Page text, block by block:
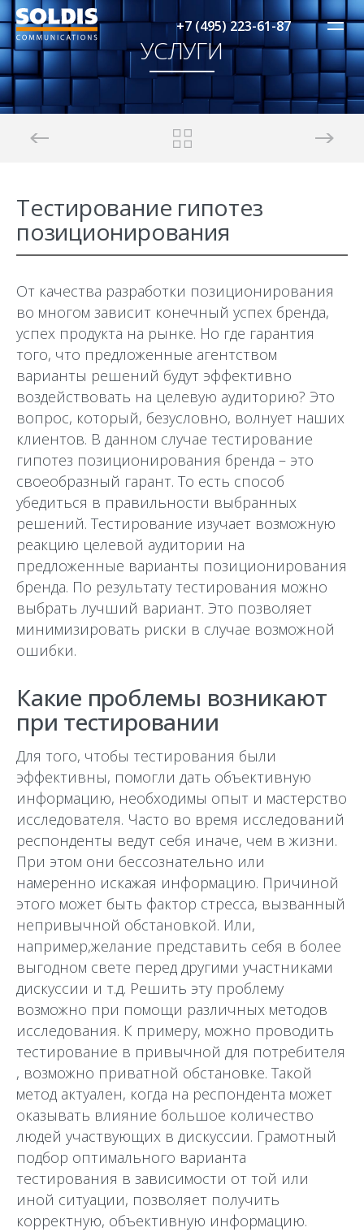
+7 (495) 223-61-87
УСЛУГИ
Тестирование гипотез
позиционирования
От качества разработки позиционирования
во многом зависит конечный успех бренда,
успех продукта на рынке. Но где гарантия
того, что предложенные агентством
варианты решений будут эффективно
воздействовать на целевую аудиторию? Это
вопрос, который, безусловно, волнует наших
клиентов. В данном случае тестирование
гипотез позиционирования бренда – это
своеобразный гарант. То есть способ
убедиться в правильности выбранных
решений. Тестирование изучает возможную
реакцию целевой аудитории на
предложенные варианты позиционирования
бренда. По результату тестирования можно
выбрать лучший вариант. Это позволяет
минимизировать риски в случае возможной
ошибки.
Какие проблемы возникают
при тестировании
Для того, чтобы тестирования были
эффективны, помогли дать объективную
информацию, необходимы опыт и мастерство
исследователя. Часто во время исследований
респонденты ведут себя иначе, чем в жизни.
При этом они бессознательно или
намеренно искажая информацию. Причиной
этого может быть фактор стресса, вызванный
непривычной обстановкой. Или,
например,желание представить себя в более
выгодном свете перед другими участниками
дискуссии и т.д. Решить эту проблему
возможно при помощи различных методов
исследования. К примеру, можно проводить
тестирование в привычной для потребителя
, возможно приватной обстановке. Такой
метод актуален, когда на респондента может
оказывать влияние большое количество
людей участвующих в дискуссии. Грамотный
подбор оптимального варианта
тестирования в зависимости от той или
иной ситуации, позволяет получить
корректную, объективную информацию.